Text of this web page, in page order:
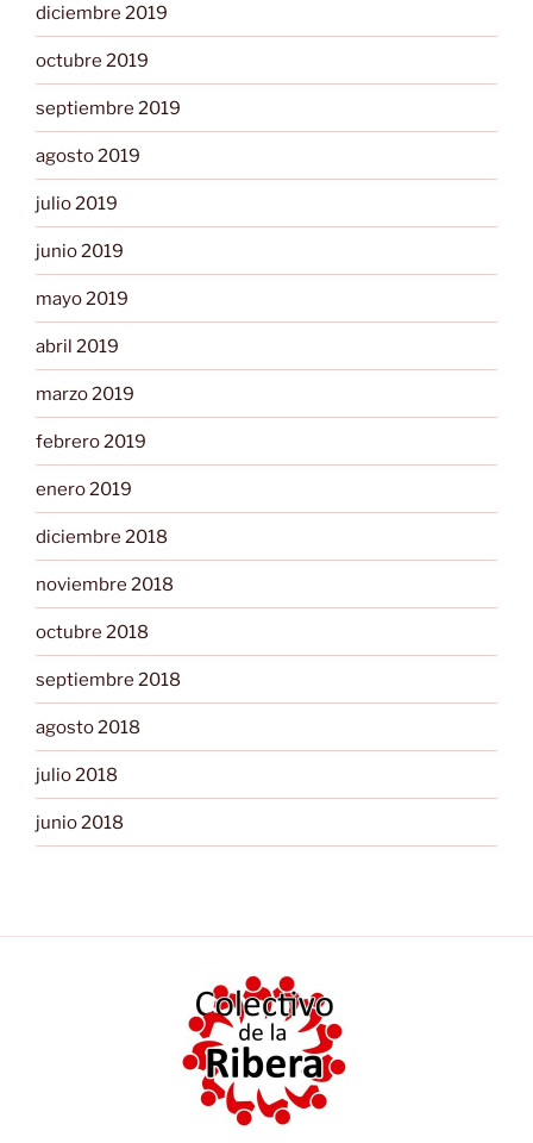
diciembre 2019
octubre 2019
septiembre 2019
agosto 2019
julio 2019
junio 2019
mayo 2019
abril 2019
marzo 2019
febrero 2019
enero 2019
diciembre 2018
noviembre 2018
octubre 2018
septiembre 2018
agosto 2018
julio 2018
junio 2018